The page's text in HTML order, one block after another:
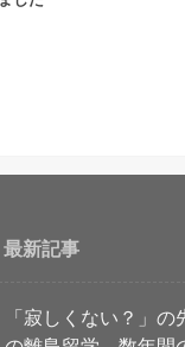
最新記事
「寂しくない？」